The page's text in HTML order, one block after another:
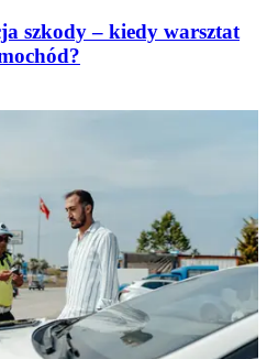
szkody – kiedy warsztat